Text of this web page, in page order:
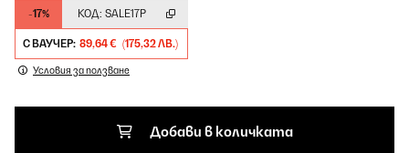
-17% КОД: SALE17P
С ВАУЧЕР: 89,64 € (175,32 ЛВ.)
Условия за ползване
Добави в количката